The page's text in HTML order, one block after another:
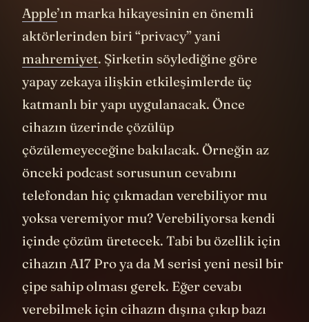
Apple’ın marka hikayesinin en önemli
aktörlerinden biri “privacy” yani
mahremiyet. Şirketin söylediğine göre
yapay zekaya ilişkin etkileşimlerde üç
katmanlı bir yapı uygulanacak. Önce
cihazın üzerinde çözülüp
çözülemeyeceğine bakılacak. Örneğin az
önceki podcast sorusunun cevabını
telefondan hiç çıkmadan verebiliyor mu
yoksa veremiyor mu? Verebiliyorsa kendi
içinde çözüm üretecek. Tabi bu özellik için
cihazın A17 Pro ya da M serisi yeni nesil bir
çipe sahip olması gerek. Eğer cevabı
verebilmek için cihazın dışına çıkıp bazı